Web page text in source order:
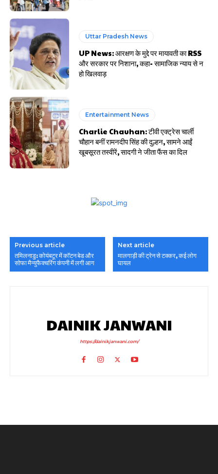
Uttar Pradesh News
UP News: आरक्षण के मुद्दे पर मायावती का RSS
और सरकार पर निशाना, कहा- सामाजिक न्याय से न
हो खिलवाड़
Entertainment News
Charlie Chauhan: टीवी एक्ट्रेस चार्ली
चौहान बनीं रामनदीप सिंह की दुल्हन, सामने आईं
खूबसूरत तस्वीरें, सादगी ने जीता फैंस का दिल
Previous article
तमिलनाडु: कोयंबटूर में कॉटन बेड और
सोफा मैन्युफैक्चरिंग कंपनी में लगी आग
Next article
मालगाड़ी की ट्रेन से टक्कर, कई लोग
घायल
DAINIK JANWANI
https://dainikjanwani.com/